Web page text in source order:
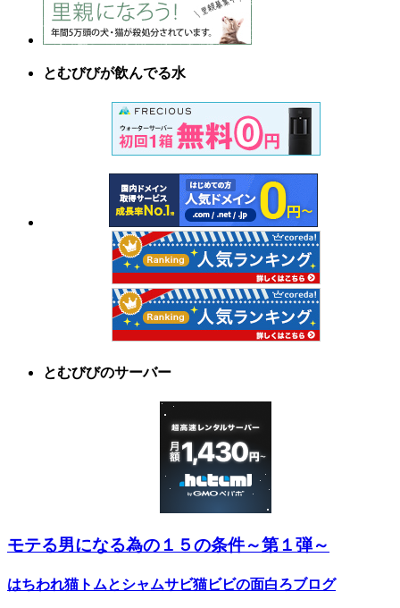
とむびびが飲んでる水
とむびびのサーバー
モテる男になる為の１５の条件～第１弾～
はちわれ猫トムとシャムサビ猫ビビの面白ろブログ